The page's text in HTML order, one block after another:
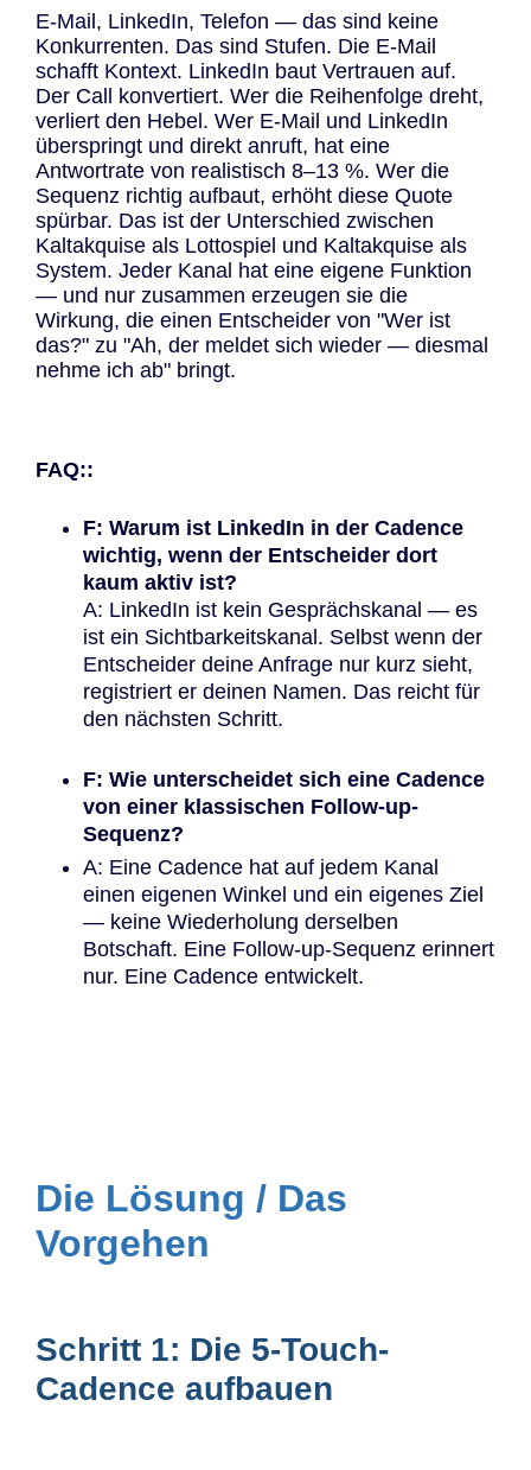
E-Mail, LinkedIn, Telefon — das sind keine
Konkurrenten. Das sind Stufen. Die E-Mail
schafft Kontext. LinkedIn baut Vertrauen auf.
Der Call konvertiert. Wer die Reihenfolge dreht,
verliert den Hebel. Wer E-Mail und LinkedIn
überspringt und direkt anruft, hat eine
Antwortrate von realistisch 8–13 %. Wer die
Sequenz richtig aufbaut, erhöht diese Quote
spürbar. Das ist der Unterschied zwischen
Kaltakquise als Lottospiel und Kaltakquise als
System. Jeder Kanal hat eine eigene Funktion
— und nur zusammen erzeugen sie die
Wirkung, die einen Entscheider von "Wer ist
das?" zu "Ah, der meldet sich wieder — diesmal
nehme ich ab" bringt.
FAQ::
F: Warum ist LinkedIn in der Cadence
wichtig, wenn der Entscheider dort
kaum aktiv ist?
A: LinkedIn ist kein Gesprächskanal — es
ist ein Sichtbarkeitskanal. Selbst wenn der
Entscheider deine Anfrage nur kurz sieht,
registriert er deinen Namen. Das reicht für
den nächsten Schritt.
F: Wie unterscheidet sich eine Cadence
von einer klassischen Follow-up-
Sequenz?
A: Eine Cadence hat auf jedem Kanal
einen eigenen Winkel und ein eigenes Ziel
— keine Wiederholung derselben
Botschaft. Eine Follow-up-Sequenz erinnert
nur. Eine Cadence entwickelt.
Die Lösung / Das
Vorgehen
Schritt 1: Die 5-Touch-
Cadence aufbauen